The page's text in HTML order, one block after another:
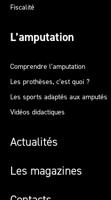
Fiscalité
L’amputation
Comprendre l’amputation
Les prothèses, c’est quoi ?
Les sports adaptés aux amputés
Vidéos didactiques
Actualités
Les magazines